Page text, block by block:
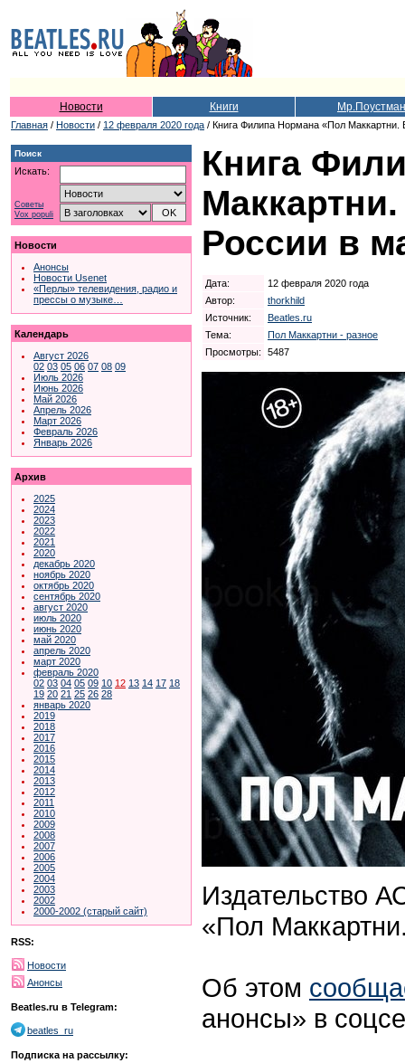
Новости Книги Мр.Поустман
Главная / Новости / 12 февраля 2020 года / Книга Филипа Нормана «Пол
Поиск
Искать:
Советы
Vox populi
Новости
Анонсы
Новости Usenet
«Перлы» телевидения, радио и
прессы о музыке…
Календарь
Август 2026
02 03 05 06 07 08 09
Июль 2026
Июнь 2026
Май 2026
Апрель 2026
Март 2026
Февраль 2026
Январь 2026
Архив
2025
2024
2023
2022
2021
2020
декабрь 2020
ноябрь 2020
октябрь 2020
сентябрь 2020
август 2020
июль 2020
июнь 2020
май 2020
апрель 2020
март 2020
февраль 2020
02 03 04 05 09 10 12 13 14 17 18
19 20 21 25 26 28
январь 2020
2019
2018
2017
2016
2015
2014
2013
2012
2011
2010
2009
2008
2007
2006
2005
2004
2003
2002
2000-2002 (старый сайт)
RSS:
Новости
Анонсы
Beatles.ru в Telegram:
beatles_ru
Подписка на рассылку:
Книга
России в
Дата:
12 февраля 2020 года
Автор:
thorkhild
Источник:
Beatles.ru
Тема:
Пол Маккартни - разное
Просмотры:
5487
Издательство
«Пол
Об этом
анонсы» в